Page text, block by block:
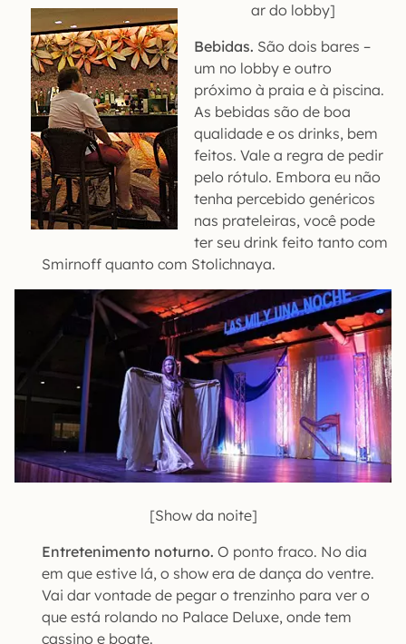
ar do lobby]
Bebidas. São dois bares –
um no lobby e outro
próximo à praia e à piscina.
As bebidas são de boa
qualidade e os drinks, bem
feitos. Vale a regra de pedir
pelo rótulo. Embora eu não
tenha percebido genéricos
nas prateleiras, você pode
ter seu drink feito tanto com
Smirnoff quanto com Stolichnaya.
[Show da noite]
Entretenimento noturno. O ponto fraco. No dia
em que estive lá, o show era de dança do ventre.
Vai dar vontade de pegar o trenzinho para ver o
que está rolando no Palace Deluxe, onde tem
cassino e boate.